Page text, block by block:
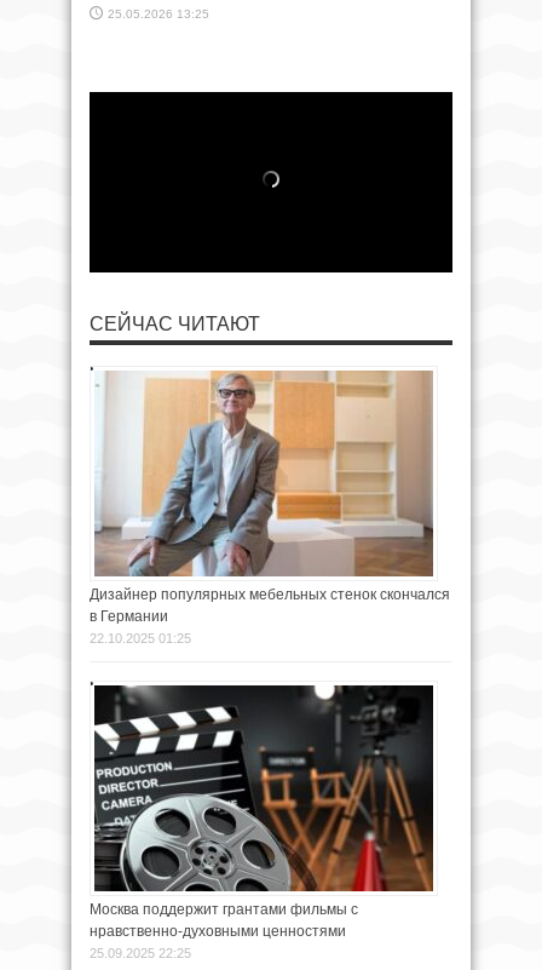
25.05.2026 13:25
СЕЙЧАС ЧИТАЮТ
Дизайнер популярных мебельных стенок скончался
в Германии
22.10.2025 01:25
Москва поддержит грантами фильмы с
нравственно-духовными ценностями
25.09.2025 22:25